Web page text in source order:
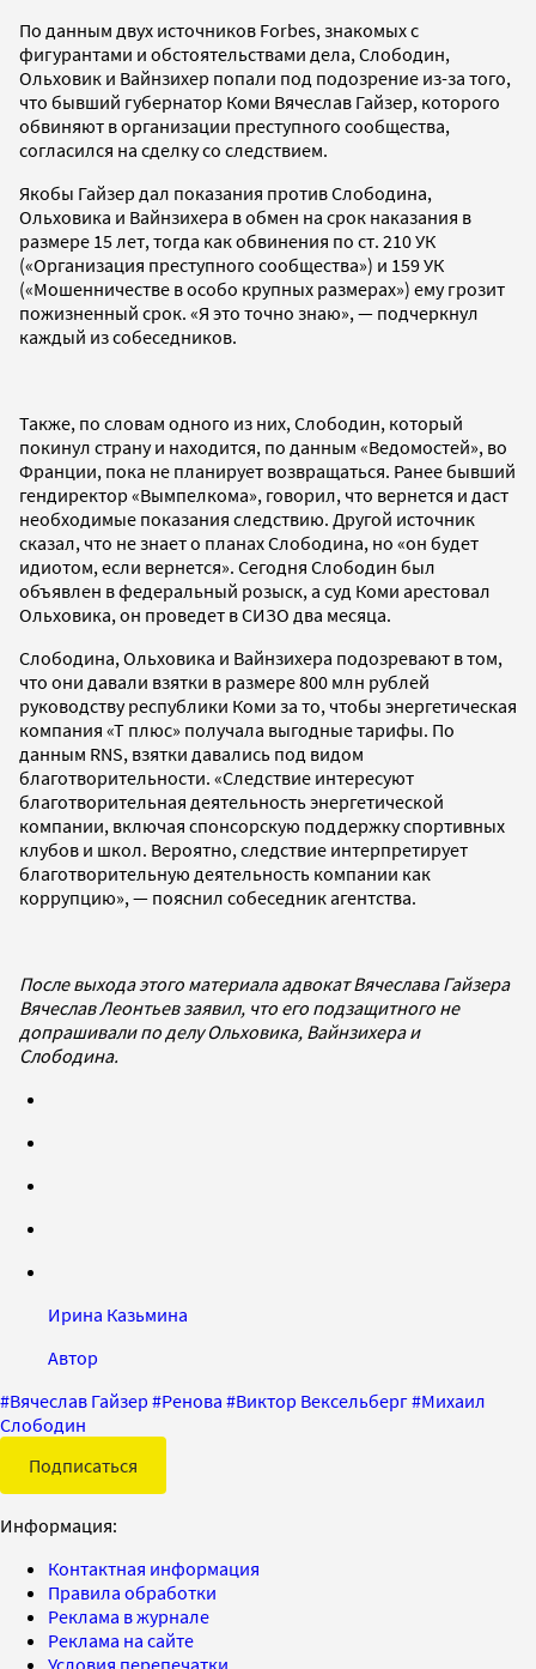
По данным двух источников Forbes, знакомых с
фигурантами и обстоятельствами дела, Слободин,
Ольховик и Вайнзихер попали под подозрение из-за того,
что бывший губернатор Коми Вячеслав Гайзер, которого
обвиняют в организации преступного сообщества,
согласился на сделку со следствием.
Якобы Гайзер дал показания против Слободина,
Ольховика и Вайнзихера в обмен на срок наказания в
размере 15 лет, тогда как обвинения по ст. 210 УК
(«Организация преступного сообщества») и 159 УК
(«Мошенничестве в особо крупных размерах») ему грозит
пожизненный срок. «Я это точно знаю», — подчеркнул
каждый из собеседников.
Также, по словам одного из них, Слободин, который
покинул страну и находится, по данным «Ведомостей», во
Франции, пока не планирует возвращаться. Ранее бывший
гендиректор «Вымпелкома», говорил, что вернется и даст
необходимые показания следствию. Другой источник
сказал, что не знает о планах Слободина, но «он будет
идиотом, если вернется». Сегодня Слободин был
объявлен в федеральный розыск, а суд Коми арестовал
Ольховика, он проведет в СИЗО два месяца.
Слободина, Ольховика и Вайнзихера подозревают в том,
что они давали взятки в размере 800 млн рублей
руководству республики Коми за то, чтобы энергетическая
компания «Т плюс» получала выгодные тарифы. По
данным RNS, взятки давались под видом
благотворительности. «Следствие интересуют
благотворительная деятельность энергетической
компании, включая спонсорскую поддержку спортивных
клубов и школ. Вероятно, следствие интерпретирует
благотворительную деятельность компании как
коррупцию», — пояснил собеседник агентства.
После выхода этого материала адвокат Вячеслава Гайзера
Вячеслав Леонтьев заявил, что его подзащитного не
допрашивали по делу Ольховика, Вайнзихера и
Слободина.
Ирина Казьмина
Автор
#Вячеслав Гайзер #Ренова #Виктор Вексельберг#Михаил
Слободин
Подписаться
Информация:
Контактная информация
Правила обработки
Реклама в журнале
Реклама на сайте
Условия перепечатки